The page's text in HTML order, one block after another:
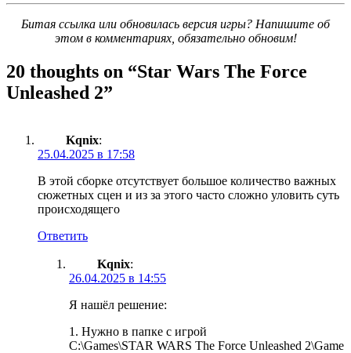
Битая ссылка или обновилась версия игры? Напишите об
этом в комментариях, обязательно обновим!
20 thoughts on “Star Wars The Force
Unleashed 2”
Kqnix:
25.04.2025 в 17:58
В этой сборке отсутствует большое количество важных
сюжетных сцен и из за этого часто сложно уловить суть
происходящего
Ответить
Kqnix:
26.04.2025 в 14:55
Я нашёл решение:
1. Нужно в папке с игрой
C:\Games\STAR WARS The Force Unleashed 2\Game